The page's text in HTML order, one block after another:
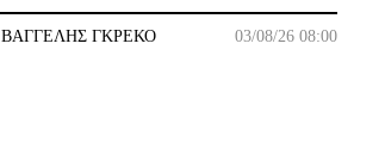
ΒΑΓΓΈΛΗΣ ΓΚΡΈΚΟ 03/08/26 08:00